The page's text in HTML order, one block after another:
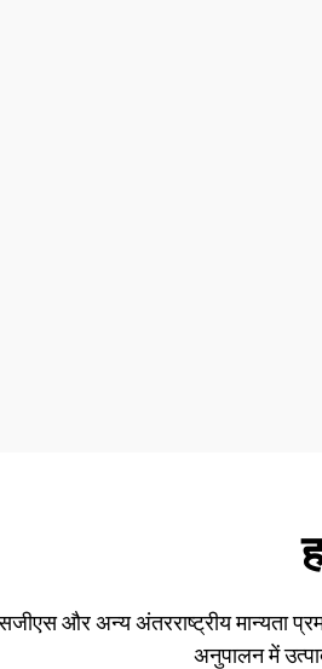
और अन्य अंतरराष्ट्रीय मान्यता
अनुपालन में